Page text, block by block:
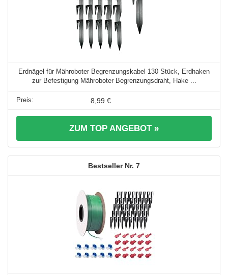
Erdnägel für Mähroboter Begrenzungskabel 130 Stück, Erdhaken
zur Befestigung Mähroboter Begrenzungsdraht, Hake ...
8,99 €
ZUM TOP ANGEBOT »
7